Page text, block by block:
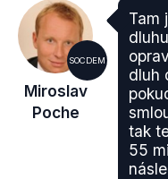
SOCDEM
Miroslav
Poche
Tam
dluh
tak
55